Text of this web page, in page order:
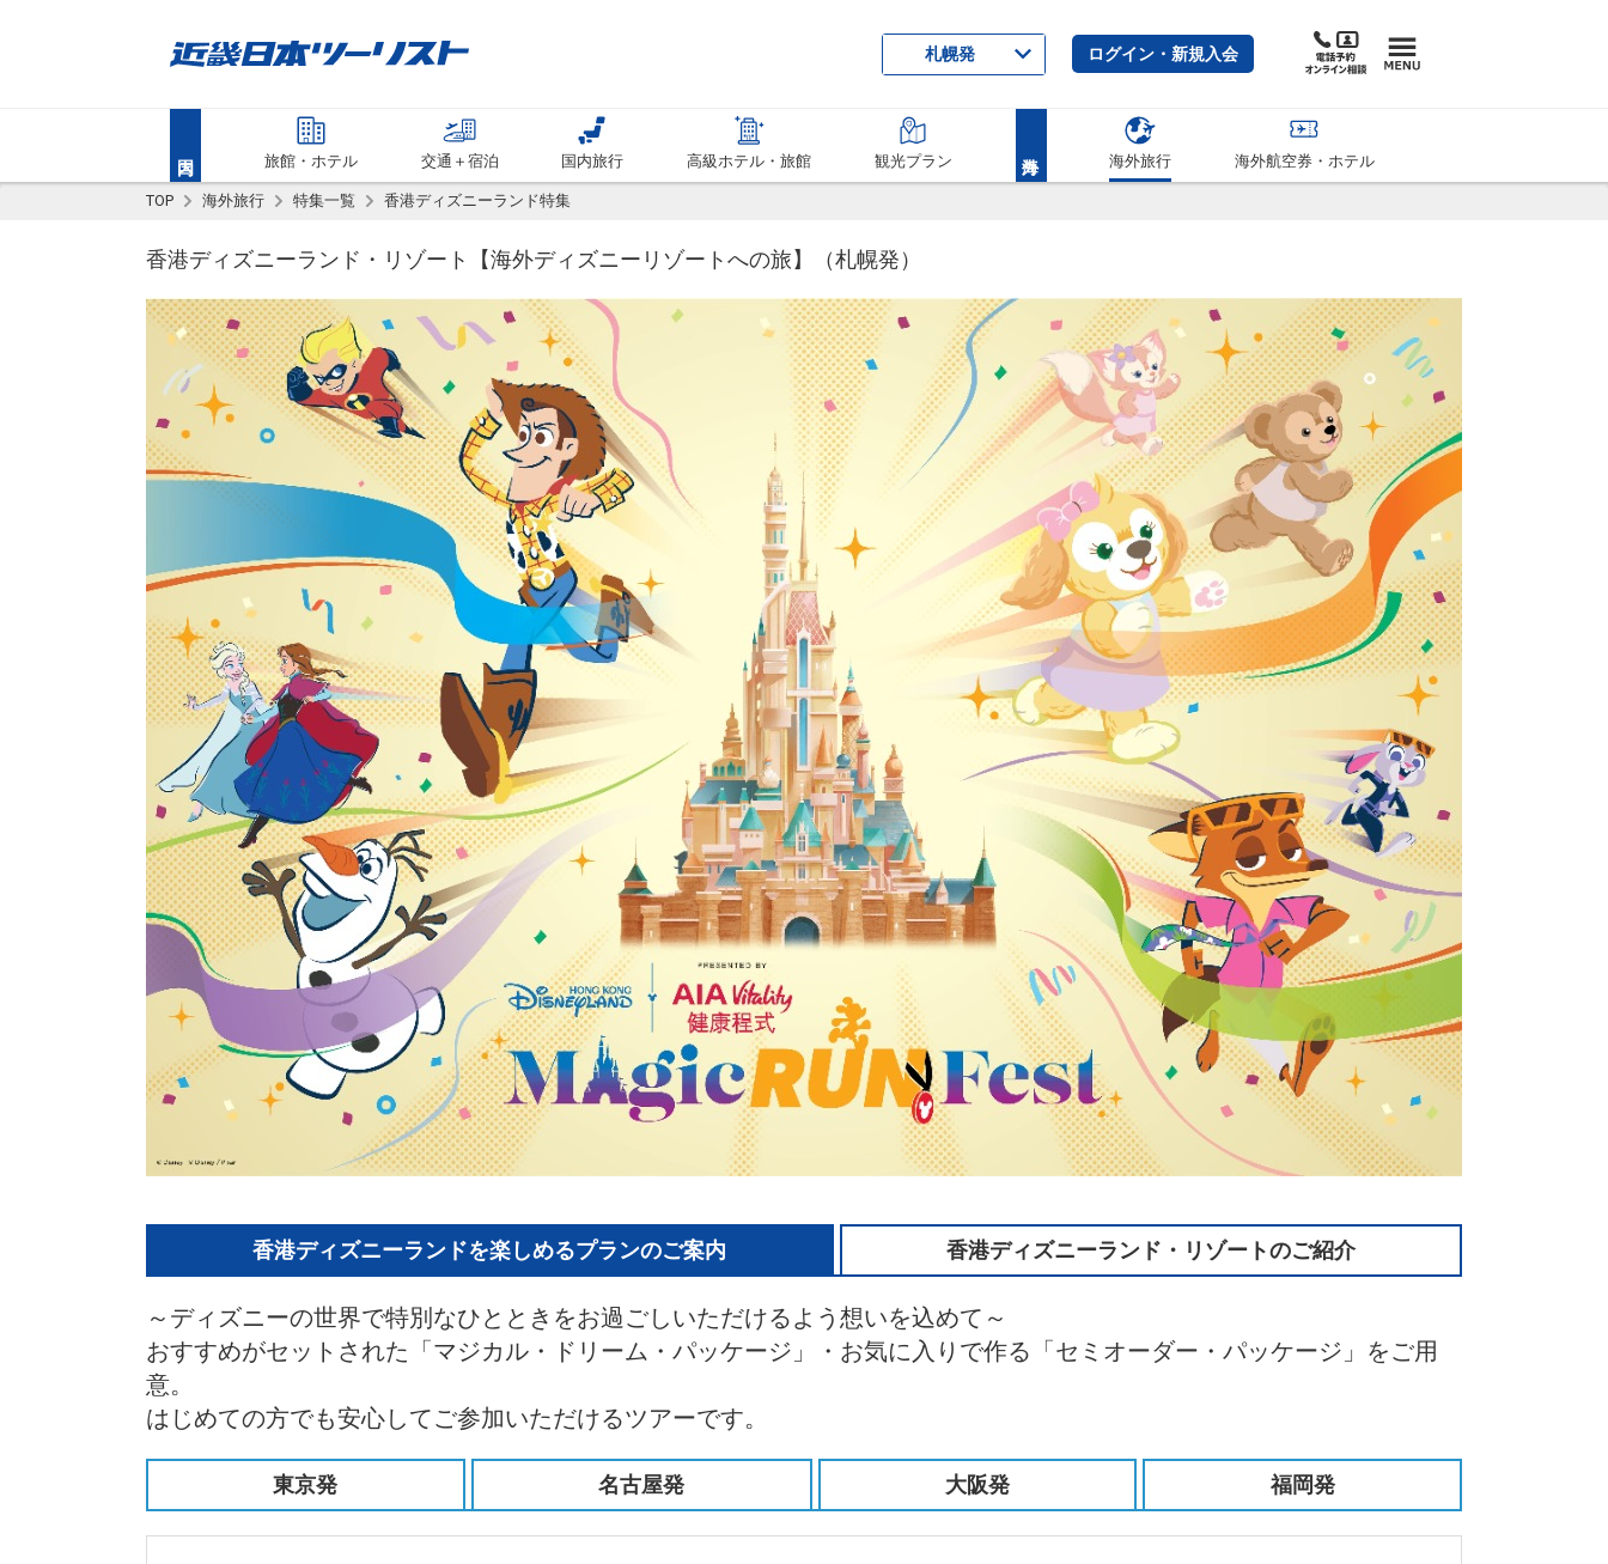
札幌発 ログイン・新規入会
旅館・ホテル 交通＋宿泊 国内旅行 高級ホテル・旅館 観光プラン 海外旅行 海外航空券・ホテル
TOP 海外旅行 特集一覧 香港ディズニーランド特集
香港ディズニーランド・リゾート【海外ディズニーリゾートへの旅】（札幌発）
香港ディズニーランドを楽しめるプランのご案内 香港ディズニーランド・リゾートのご紹介
～ディズニーの世界で特別なひとときをお過ごしいただけるよう想いを込めて～
おすすめがセットされた「マジカル・ドリーム・パッケージ」・お気に入りで作る「セミオーダー・パッケージ」をご用
意。
はじめての方でも安心してご参加いただけるツアーです。
東京発 名古屋発 大阪発 福岡発